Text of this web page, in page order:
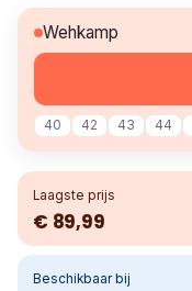
Wehkamp
40 42 43 44
Laagste prijs
€ 89,99
Beschikbaar bij